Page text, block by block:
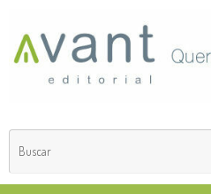
contenido